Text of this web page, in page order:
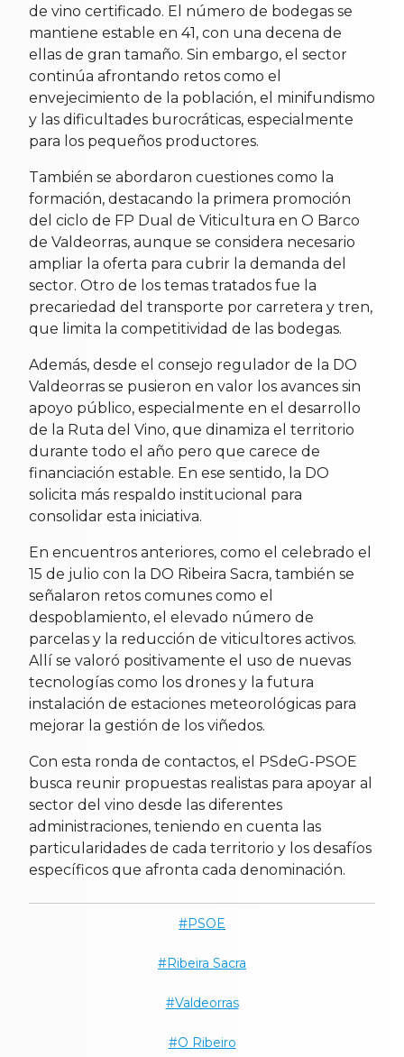
de vino certificado. El número de bodegas se
mantiene estable en 41, con una decena de
ellas de gran tamaño. Sin embargo, el sector
continúa afrontando retos como el
envejecimiento de la población, el minifundismo
y las dificultades burocráticas, especialmente
para los pequeños productores.
También se abordaron cuestiones como la
formación, destacando la primera promoción
del ciclo de FP Dual de Viticultura en O Barco
de Valdeorras, aunque se considera necesario
ampliar la oferta para cubrir la demanda del
sector. Otro de los temas tratados fue la
precariedad del transporte por carretera y tren,
que limita la competitividad de las bodegas.
Además, desde el consejo regulador de la DO
Valdeorras se pusieron en valor los avances sin
apoyo público, especialmente en el desarrollo
de la Ruta del Vino, que dinamiza el territorio
durante todo el año pero que carece de
financiación estable. En ese sentido, la DO
solicita más respaldo institucional para
consolidar esta iniciativa.
En encuentros anteriores, como el celebrado el
15 de julio con la DO Ribeira Sacra, también se
señalaron retos comunes como el
despoblamiento, el elevado número de
parcelas y la reducción de viticultores activos.
Allí se valoró positivamente el uso de nuevas
tecnologías como los drones y la futura
instalación de estaciones meteorológicas para
mejorar la gestión de los viñedos.
Con esta ronda de contactos, el PSdeG-PSOE
busca reunir propuestas realistas para apoyar al
sector del vino desde las diferentes
administraciones, teniendo en cuenta las
particularidades de cada territorio y los desafíos
específicos que afronta cada denominación.
PSOE
Ribeira Sacra
Valdeorras
O Ribeiro